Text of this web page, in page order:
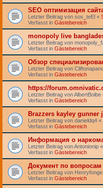
SEO оптимизация
Letzter Beitrag von sos_teEl «
Verfasst in Gästebereich
monopoly live
Letzter Beitrag von
Verfasst in Gästebereich
Обзор
Letzter Beitrag von
Verfasst in Gästebereich
https://
Letzter Beitrag vonAlbertBoibe
Verfasst in Gästebereich
Brazzers kayley gunner
Letzter Beitrag von danieldq4 «
Verfasst in Gästebereich
Информация о
Letzter Beitrag vonAntonionip «
Verfasst in Gästebereich
Документ по
Letzter Beitrag von Henryfonge
Verfasst in Gästebereich